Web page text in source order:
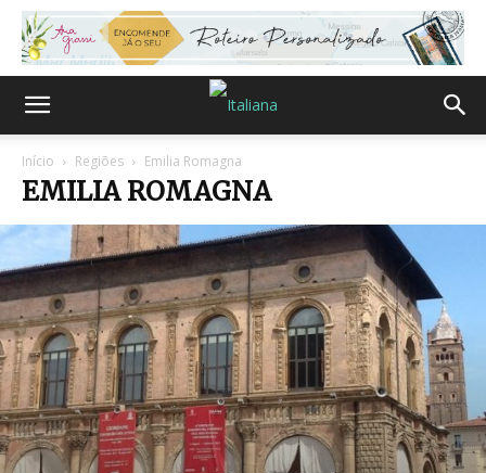
Início Regiões Emilia Romagna
EMILIA ROMAGNA